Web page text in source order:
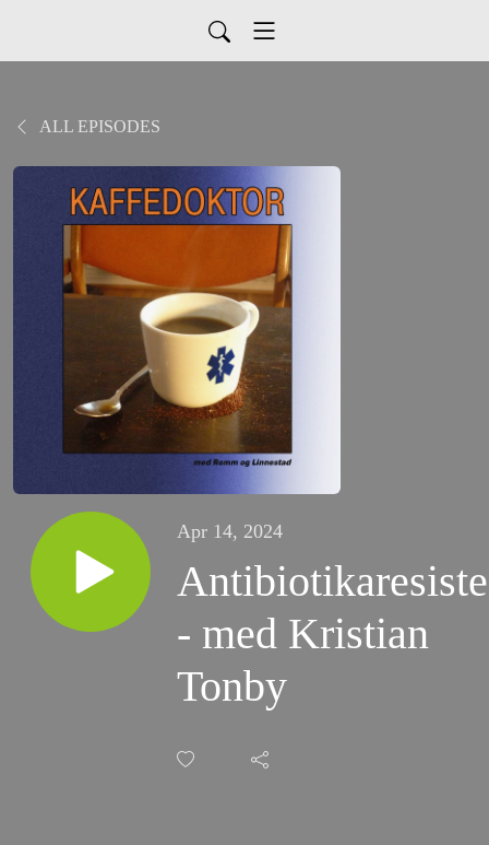
ALL EPISODES
Apr 14, 2024
- med Kristian
Tonby